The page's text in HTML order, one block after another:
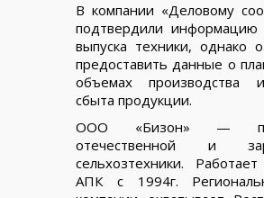
В компании «Деловому
подтвердили информацию
выпуска техники, однако
предоставить данные о
объемах производства
сбыта продукции.
ООО «Бизон» —
отечественной и
сельхозтехники.
АПК с 1994г.